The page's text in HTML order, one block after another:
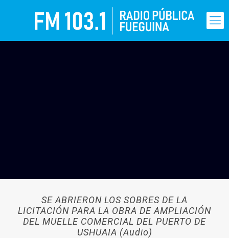
SE ABRIERON LOS SOBRES DE LA
LICITACIÓN PARA LA OBRA DE AMPLIACIÓN
DEL MUELLE COMERCIAL DEL PUERTO DE
USHUAIA (Audio)